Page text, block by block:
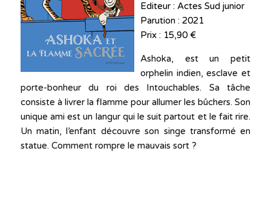
Editeur : Actes Sud junior
Parution : 2021
Prix : 15,90 €
Ashoka, est un petit
orphelin indien, esclave et
porte-bonheur du roi des Intouchables. Sa tâche
consiste à livrer la flamme pour allumer les bûchers. Son
unique ami est un langur qui le suit partout et le fait rire.
Un matin, l’enfant découvre son singe transformé en
statue. Comment rompre le mauvais sort ?